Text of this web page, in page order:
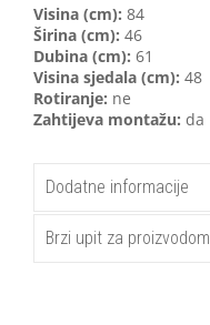
Visina (cm): 84
Širina (cm): 46
Dubina (cm): 61
Visina sjedala (cm): 48
Rotiranje: ne
Zahtijeva montažu: da
Dodatne informacije
Brzi upit za proizvodom